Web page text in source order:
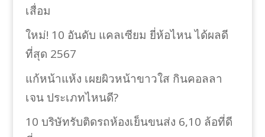
เสื่อม
ใหม่! 10 อันดับ แคลเซียม ยี่ห้อไหน ได้ผลดี
ที่สุด 2567
แก้หน้าแห้ง เผยผิวหน้าขาวใส กินคอลลา
เจน ประเภทไหนดี?
10 บริษัทรับติดรถห้องเย็นขนส่ง 6,10 ล้อที่ดี